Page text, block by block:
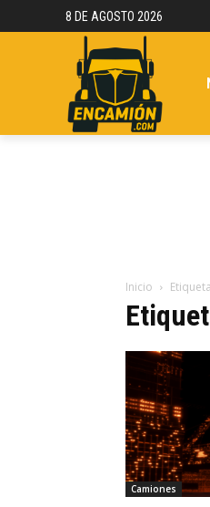
8 DE AGOSTO 2026
Inicio
Camiones